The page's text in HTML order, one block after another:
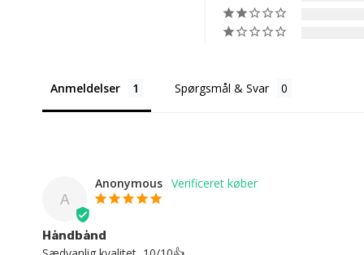
Anmeldelser Spørgsmål & Svar
A
Anonymous
Håndbånd